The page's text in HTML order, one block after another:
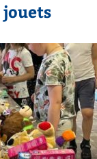
jouets